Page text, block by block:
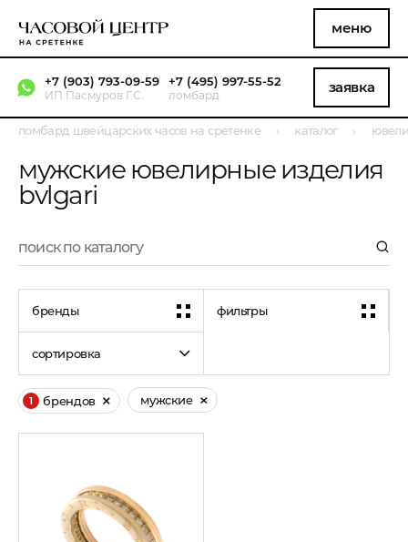
меню
+7 (903) 793-09-59
ИП Пасмуров Г.С.
+7 (495) 997-55-52
ломбард заявка
ломбард швейцарских часов на сретенке каталог
мужские ювелирные изделия
bvlgari
бренды фильтры
сортировка
1 брендов мужские